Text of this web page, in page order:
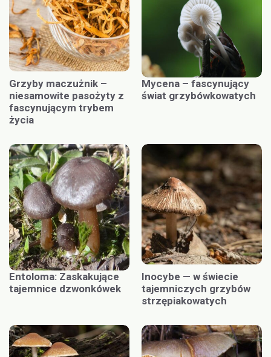
Grzyby maczużnik –
niesamowite pasożyty z
fascynującym trybem
życia
Mycena – fascynujący
świat grzybówkowatych
Entoloma: Zaskakujące
tajemnice dzwonkówek
Inocybe — w świecie
tajemniczych grzybów
strzępiakowatych